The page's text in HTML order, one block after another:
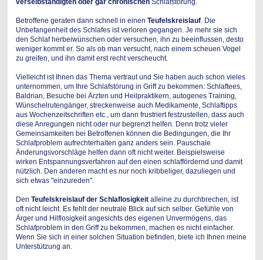
Betroffene geraten dann schnell in einen Teufelskreislauf. Die
Unbefangenheit des Schlafes ist verloren gegangen. Je mehr sie sich
den Schlaf herbeiwünschen oder versuchen, ihn zu beeinflussen, desto
weniger kommt er. So als ob man versucht, nach einem scheuen Vogel
zu greifen, und ihn damit erst recht verscheucht.
Vielleicht ist Ihnen das Thema vertraut und Sie haben auch schon vieles
unternommen, um Ihre Schlafstörung in Griff zu bekommen: Schlaftees,
Baldrian, Besuche bei Ärzten und Heilpraktikern, autogenes Training,
Wünschelrutengänger, streckenweise auch Medikamente, Schlaftipps
aus Wochenzeitschriften etc., um dann frustriert festzustellen, dass auch
diese Anregungen nicht oder nur begrenzt helfen. Denn trotz vieler
Gemeinsamkeiten bei Betroffenen können die Bedingungen, die Ihr
Schlafproblem aufrechterhalten ganz anders sein. Pauschale
Änderungsvorschläge helfen dann oft nicht weiter. Beispielsweise
wirken Entspannungsverfahren auf den einen schlaffördernd und damit
nützlich. Den anderen macht es nur noch kribbeliger, dazuliegen und
sich etwas "einzureden".
Den Teufelskreislauf der Schlaflosigkeitalleine zu durchbrechen, ist
oft nicht leicht. Es fehlt der neutrale Blick auf sich selber. Gefühle von
Ärger und Hilflosigkeit angesichts des eigenen Unvermögens, das
Schlafproblem in den Griff zu bekommen, machen es nicht einfacher.
Wenn Sie sich in einer solchen Situation befinden, biete ich Ihnen meine
Unterstützung an.